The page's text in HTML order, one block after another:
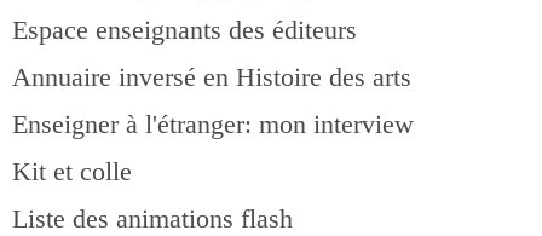
Espace enseignants des éditeurs
Annuaire inversé en Histoire des arts
Enseigner à l'étranger: mon interview
Kit et colle
Liste des animations flash